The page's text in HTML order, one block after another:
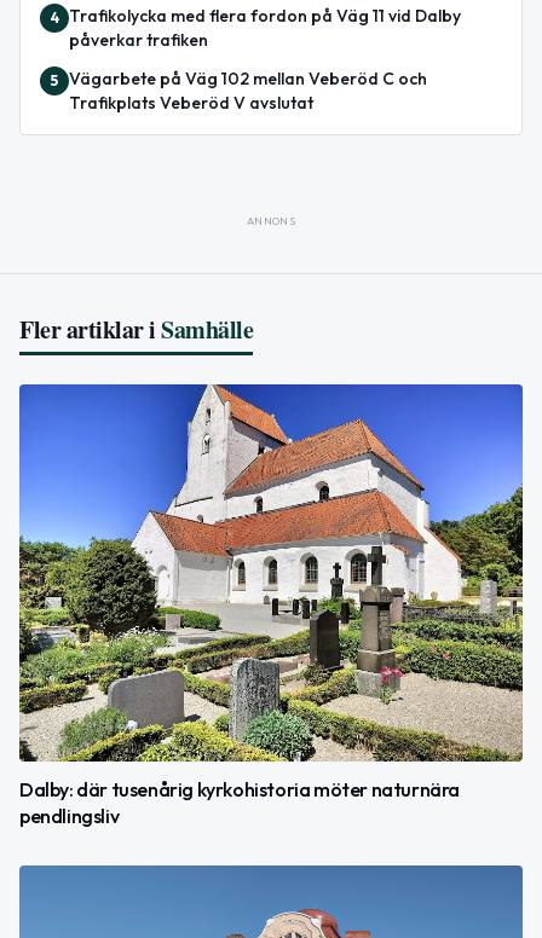
4
Trafikolycka med flera fordon på Väg 11 vid Dalby
påverkar trafiken
5 Vägarbete på Väg 102 mellan Veberöd C och
Trafikplats Veberöd V avslutat
ANNONS
Fler artiklar iSamhälle
Dalby: där tusenårig kyrkohistoria möter naturnära
pendlingsliv